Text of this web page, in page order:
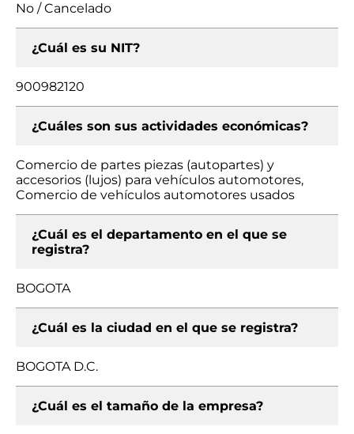
No / Cancelado
¿Cuál es su NIT?
900982120
¿Cuáles son sus actividades económicas?
Comercio de partes piezas (autopartes) y
accesorios (lujos) para vehículos automotores,
Comercio de vehículos automotores usados
¿Cuál es el departamento en el que se
registra?
BOGOTA
¿Cuál es la ciudad en el que se registra?
BOGOTA D.C.
¿Cuál es el tamaño de la empresa?